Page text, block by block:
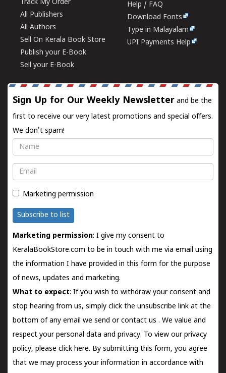
Track My Order
All Publishers
All Authors
Sell On Kerala Book Store
Publish your E-Book
Sell your E-Book
Help / FAQ
Download Fonts
Type in Malayalam
UPI Payments Help
Sign Up for Our Weekly Newsletter and be the
first to receive our very latest promotions and special offers.
We don't spam!
Name
Email
Marketing permission
Subscribe to list
Marketing permission: I give my consent to
KeralaBookStore.com to be in touch with me via email using
the information I have provided in this form for the purpose
of news, updates and marketing.
What to expect: If you wish to withdraw your consent and
stop hearing from us, simply click the unsubscribe link at the
bottom of any email we send orcontact us . We value and
respect your personal data and privacy. To view our privacy
policy, please click here. By submitting this form, you agree
that we may process your information in accordance with